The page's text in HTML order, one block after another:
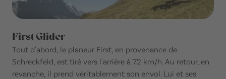
First Glider
Tout d'abord, le planeur First, en provenance de
Schreckfeld, est tiré vers l'arrière à 72 km/h. Au retour, en
revanche, il prend véritablement son envol. Lui et ses